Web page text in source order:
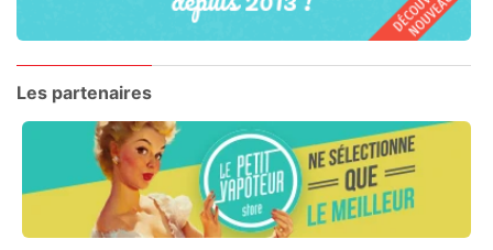
Les partenaires